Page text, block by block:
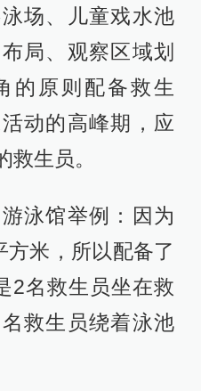
场、儿童戏水池
局、观察区域划
的原则配备救生
动的高峰期，应
生员。
泳馆举例：因为
米，所以配备了
2名救生员坐在救
救生员绕着泳池